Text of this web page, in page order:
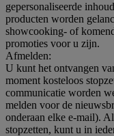
gepersonaliseerde
producten worden
showcooking- of
promoties voor u zijn.
Afmelden:
U kunt het ontvangen
moment kosteloos
communicatie worden
melden voor de
onderaan elke e-mail).
stopzetten, kunt u in